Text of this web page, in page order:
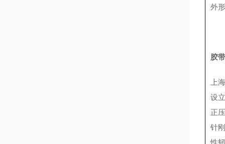
外
胶
上
设
正
针
性